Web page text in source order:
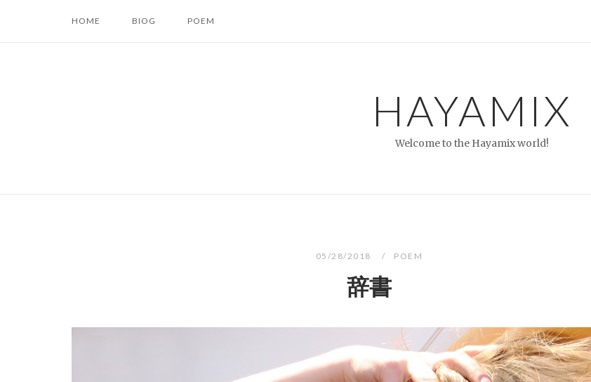
HOME BIOG POEM
HAYAMIX
Welcome to the Hayamix world!
05/28/2018 POEM
辞書